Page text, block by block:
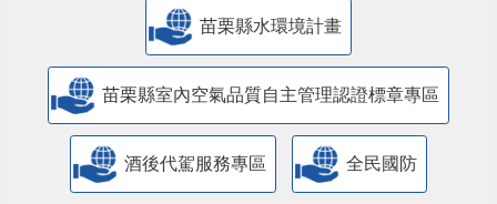
苗栗縣水環境計畫
苗栗縣室內空氣品質自主管理認證標章專區
酒後代駕服務專區 全民國防